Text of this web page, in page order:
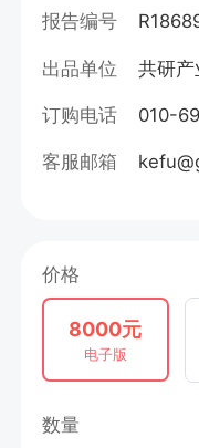
报告编号
出品单位 共研
订购电话 010-
客服邮箱
价格
8000元
电子版
数量